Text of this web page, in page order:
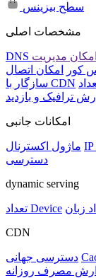
سطح بیزینس
مشخصات اصلی
کور
سازگار با CDN
ترافیک و بازدید
امکانات جانبی
ماژول اکسترنال
دسترسی
dynamic serving
تعداد Device زبان
CDN
دسترسی جهانی
مصرف روزانه